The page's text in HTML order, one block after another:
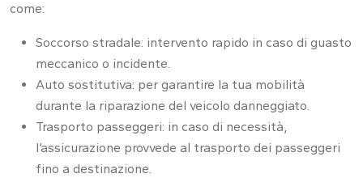
come:
Soccorso stradale: intervento rapido in caso di guasto
meccanico o incidente.
Auto sostitutiva: per garantire la tua mobilità
durante la riparazione del veicolo danneggiato.
Trasporto passeggeri: in caso di necessità,
l’assicurazione provvede al trasporto dei passeggeri
fino a destinazione.